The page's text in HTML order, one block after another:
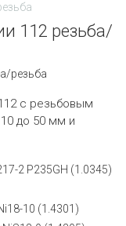
112 резьба/
с резьбовым
до 50 мм и
2 P235GH (1.0345)
10 (1.4301)